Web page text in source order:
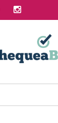
whatsapp